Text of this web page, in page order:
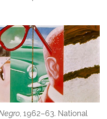
, 1962–63. National